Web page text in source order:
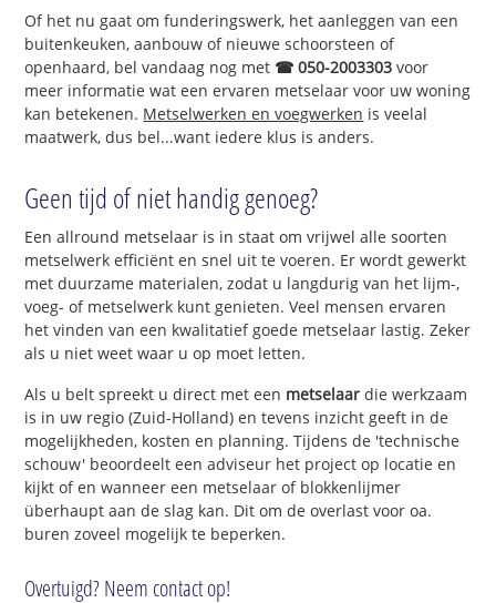
Of het nu gaat om funderingswerk, het aanleggen van een
buitenkeuken, aanbouw of nieuwe schoorsteen of
openhaard, bel vandaag nog met ☎ 050-2003303 voor
meer informatie wat een ervaren metselaar voor uw woning
kan betekenen. Metselwerken en voegwerken is veelal
maatwerk, dus bel...want iedere klus is anders.
Geen tijd of niet handig genoeg?
Een allround metselaar is in staat om vrijwel alle soorten
metselwerk efficiënt en snel uit te voeren. Er wordt gewerkt
met duurzame materialen, zodat u langdurig van het lijm-,
voeg- of metselwerk kunt genieten. Veel mensen ervaren
het vinden van een kwalitatief goede metselaar lastig. Zeker
als u niet weet waar u op moet letten.
Als u belt spreekt u direct met een metselaar die werkzaam
is in uw regio (Zuid-Holland) en tevens inzicht geeft in de
mogelijkheden, kosten en planning. Tijdens de 'technische
schouw' beoordeelt een adviseur het project op locatie en
kijkt of en wanneer een metselaar of blokkenlijmer
überhaupt aan de slag kan. Dit om de overlast voor oa.
buren zoveel mogelijk te beperken.
Overtuigd? Neem contact op!